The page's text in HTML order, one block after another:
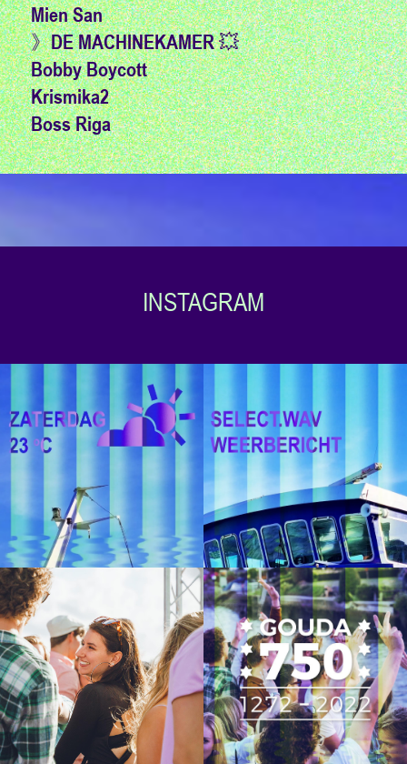
Mien San
》DE MACHINEKAMER 💥
Bobby Boycott
Krismika2
Boss Riga
INSTAGRAM